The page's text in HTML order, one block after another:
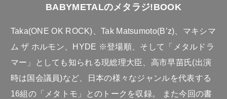
BABYMETALのメタラジ!BOOK
Taka(ONE OK ROCK)、Tak Matsumoto(B’z)、マキシマ
ム ザ ホルモン、HYDE ※登場順、そして「メタルドラ
マー」としても知られる現総理大臣、高市早苗氏(出演
時は国会議員)など、日本の様々なジャンルを代表する
16組の「メタトモ」とのトークを収録。 また今回の書